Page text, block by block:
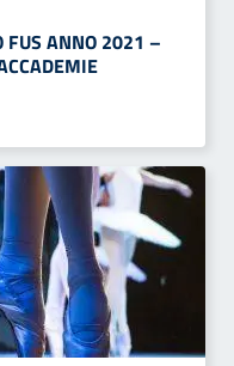
FUS ANNO 2021 –